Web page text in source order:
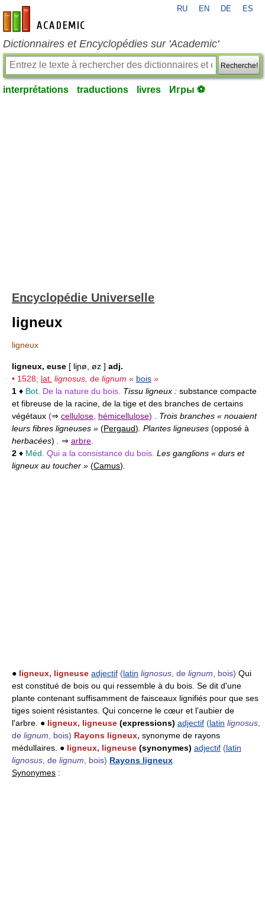
fr-academic.com
RU EN DE ES
Dictionnaires et Encyclopédies sur 'Academic'
Recherche!
interprétations traductions livres Игры ⚽
Encyclopédie Universelle
ligneux
ligneux
ligneux, euse [ liɲø, øz ] adj.
• 1528; lat. lignosus, de lignum « bois »
1 ♦ Bot. De la nature du bois. Tissu ligneux : substance compacte
et fibreuse de la racine, de la tige et des branches de certains
végétaux (⇒ cellulose hémicellulose)
Trois branches « nouaient
leurs fibres ligneuses » (Pergaud) . Plantes ligneuses (opposé à
herbacées) ⇒ arbre
2 ♦ Méd. Qui a la consistance du bois. Les ganglions « durs et
ligneux au toucher » (Camus)
● ligneux, ligneuse adjectif (latin lignosus , de lignum , bois) Qui
est constitué de bois ou qui ressemble à du bois. Se dit d'une
plante contenant suffisamment de faisceaux lignifiés pour que ses
tiges soient résistantes. Qui concerne le cœur et l'aubier de
l'arbre. ● ligneux, ligneuse (expressions) adjectif (latin lignosus
de lignum , bois) Rayons ligneux, synonyme de rayons
médullaires. ● ligneux, ligneuse (synonymes) adjectif (latin
lignosus , de lignum , bois) Rayons ligneux
Synonymes :